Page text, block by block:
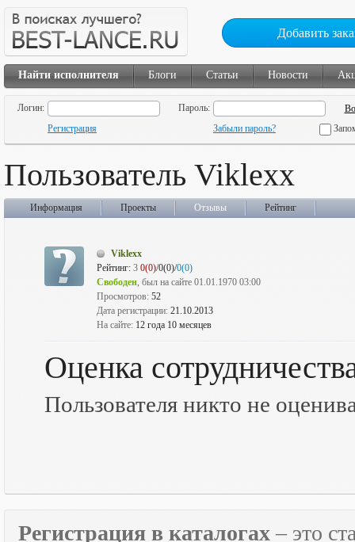
Добавить
Найти исполнителя Блоги Статьи Новости
Логин:
Пароль:
Регистрация
Забыли пароль?
Пользователь Viklexx
Информация Проекты Отзывы Рейтинг
Viklexx
Рейтинг: 3 0(0)/0(0)/0(0)
Свободен, был на сайте 01.01.1970 03:00
Просмотров: 52
Дата регистрации: 21.10.2013
На сайте: 12 года 10 месяцев
Оценка
Пользователя никто не
Регистрация в каталогах– это